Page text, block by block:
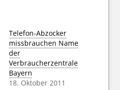
Telefon-Abzocker
missbrauchen Name
der
Verbraucherzentrale
Bayern
18. Oktober 2011